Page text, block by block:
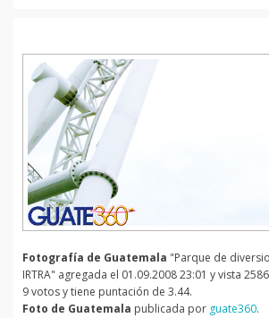
Fotografía de Guatemala "Parque de
IRTRA" agregada el 01.09.2008 23:01 y vista
9 votos y tiene puntación de 3.44.
Foto de Guatemala publicada por guate360.